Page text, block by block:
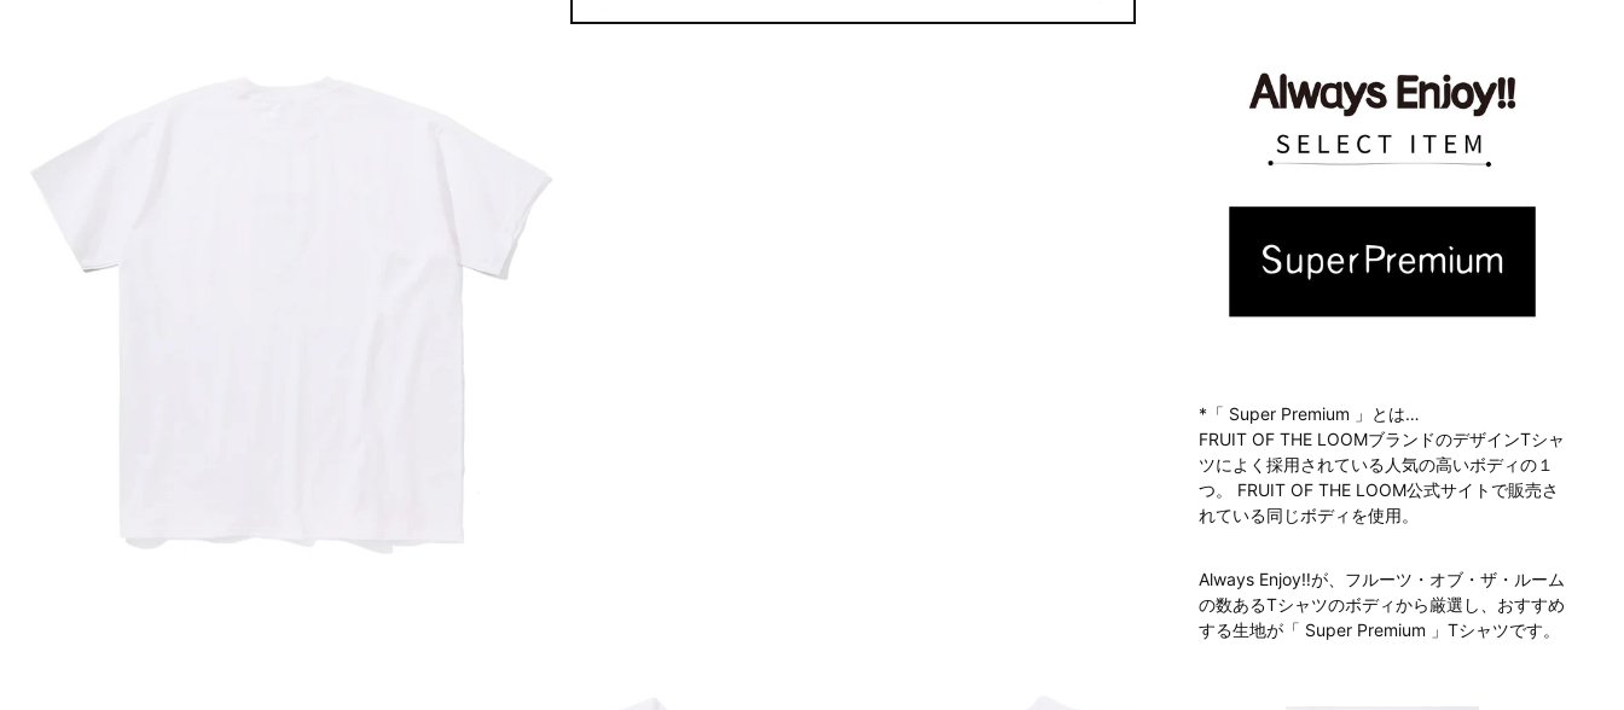
*「 Super Premium 」とは…
FRUIT OF THE LOOMブランドのデザインTシャ
ツによく採用されている人気の高いボディの１
つ。 FRUIT OF THE LOOM公式サイトで販売さ
れている同じボディを使用。
Always Enjoy‼が、フルーツ・オブ・ザ・ルーム
の数あるTシャツのボディから厳選し、おすすめ
する生地が「 Super Premium 」Tシャツです。